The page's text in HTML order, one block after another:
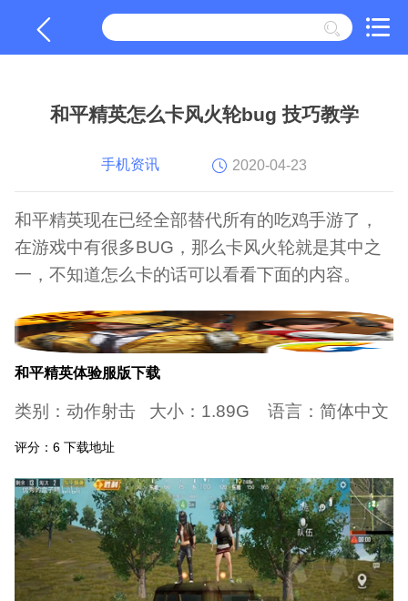
和平精英怎么卡风火轮bug 技巧教学
手机资讯 2020-04-23
和平精英现在已经全部替代所有的吃鸡手游了，
在游戏中有很多BUG，那么卡风火轮就是其中之
一，不知道怎么卡的话可以看看下面的内容。
和平精英体验服版下载
类别：动作射击 大小：1.89G 语言：简体中文
评分：6 下载地址